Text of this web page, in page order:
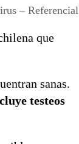
– Referencial
que
sanas.
testeos